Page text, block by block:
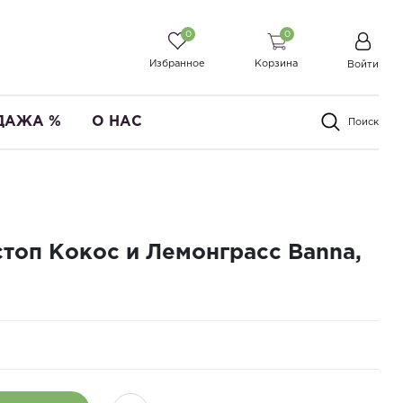
0
Избранное
0
Корзина Войти
% О НАС Поиск
Кокос и Лемонграсс Banna,